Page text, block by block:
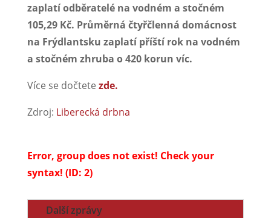
zaplatí odběratelé na vodném a stočném
105,29 Kč. Průměrná čtyřčlenná domácnost
na Frýdlantsku zaplatí příští rok na vodném
a stočném zhruba o 420 korun víc.
Více se dočtete zde.
Zdroj: Liberecká drbna
Error, group does not exist! Check your
syntax! (ID: 2)
Další zprávy